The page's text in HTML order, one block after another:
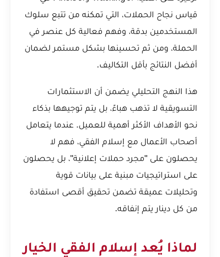
قياس نجاح الحملات، التي تمكنه من تتبع سلوك
المستخدمين بدقة، وفهم فعالية كل عنصر في
الحملة، ومن ثم تحسينها بشكل مستمر لضمان
أفضل النتائج بأقل التكاليف.
هذا النهج التحليلي يضمن أن الاستثمارات
التسويقية لا تذهب هباءً، بل يتم توجيهها بذكاء
نحو الأهداف الأكثر أهمية للعميل. عندما يتعامل
أصحاب الأعمال مع إسلام الفقي، فهم لا
يحصلون على "مجرد حملات إعلانية"، بل يحصلون
على استراتيجيات مبنية على بيانات قوية
وتحليلات عميقة تضمن تحقيق أقصى استفادة
من كل دينار يتم إنفاقه.
لماذا يُعد إسلام الفقي الخيار